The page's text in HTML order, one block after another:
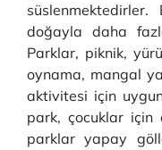
doğayla daha
Parklar, piknik,
oynama, mangal
aktivitesi için
park, çocuklar için
parklar yapay